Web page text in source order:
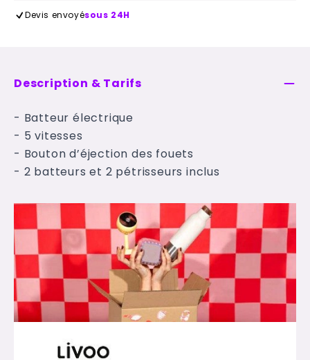
Devis envoyésous 24H
Description & Tarifs
- Batteur électrique
- 5 vitesses
- Bouton d’éjection des fouets
- 2 batteurs et 2 pétrisseurs inclus